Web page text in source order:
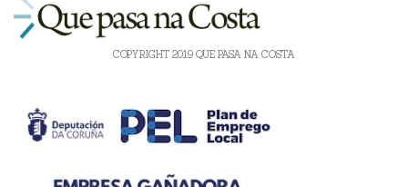
COPYRIGHT 2019 QUE PASA NA COSTA